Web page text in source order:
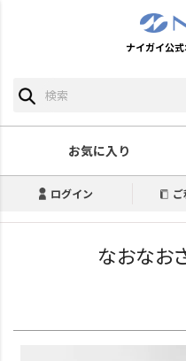
ナイガイ公
お気に入り
ログイン
なおなお